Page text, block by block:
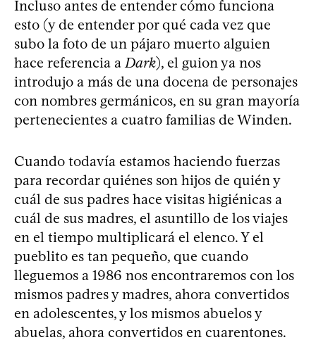
Incluso antes de entender cómo funciona
esto (y de entender por qué cada vez que
subo la foto de un pájaro muerto alguien
hace referencia aDark), el guion ya nos
introdujo a más de una docena de personajes
con nombres germánicos, en su gran mayoría
pertenecientes a cuatro familias de Winden.
Cuando todavía estamos haciendo fuerzas
para recordar quiénes son hijos de quién y
cuál de sus padres hace visitas higiénicas a
cuál de sus madres, el asuntillo de los viajes
en el tiempo multiplicará el elenco. Y el
pueblito es tan pequeño, que cuando
lleguemos a 1986 nos encontraremos con los
mismos padres y madres, ahora convertidos
en adolescentes, y los mismos abuelos y
abuelas, ahora convertidos en cuarentones.